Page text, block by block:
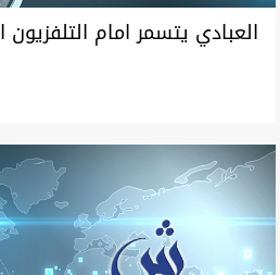
العبادي يتسمر امام التلفزيون
ووزراء اشتروا مناصبهم